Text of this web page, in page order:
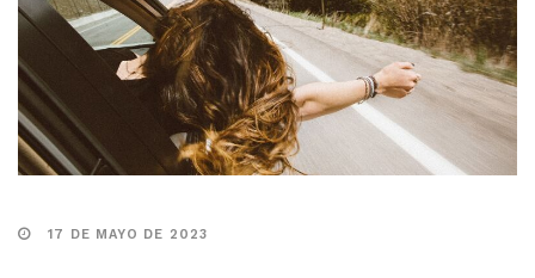
17 DE MAYO DE 2023